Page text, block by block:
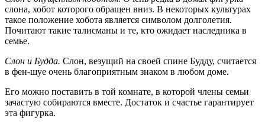
слона, хобот которого обращен вниз. В некоторых культурах
такое положение хобота является символом долголетия.
Почитают такие талисманы и те, кто ожидает наследника в
семье.
Cлон и Будда. Слон, везущий на своей спине Будду, считается
в фен-шуе очень благоприятным знаком в любом доме.
Его можно поставить в той комнате, в которой члены семьи
зачастую собираются вместе. Достаток и счастье гарантирует
эта фигурка.